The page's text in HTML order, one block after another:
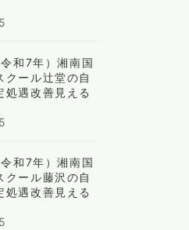
和7年）湘南国
クール辻堂の自
処遇改善見える
和7年）湘南国
クール藤沢の自
処遇改善見える